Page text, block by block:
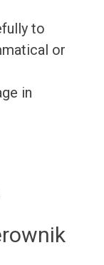
to
or
in